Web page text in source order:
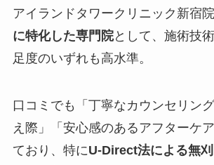
アイランドタワークリニック新宿院
に特化した専門院として、施術技
足度のいずれも高水準。
口コミでも「丁寧なカウンセリン
え際」「安心感のあるアフターケ
ており、特にU-Direct法による無